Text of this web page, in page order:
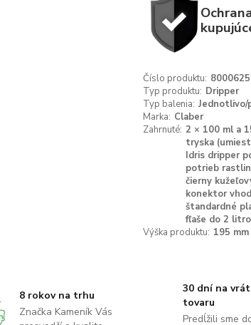
Číslo produktu:
Typ produktu: Dripper
Typ balenia: Jednotlivo/
Marka: Claber
Zahrnuté: 2 × 100 ml a
tryska
Idris dripper
potrieb
čierny
konektor
štandardné
fľaše do 2
Výška produktu: 195 mm
8 rokov na trhu
Značka Kameník Vás
30 dní na
tovaru
Predĺžili sme